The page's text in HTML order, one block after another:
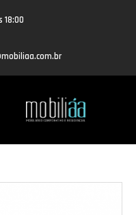
18:00